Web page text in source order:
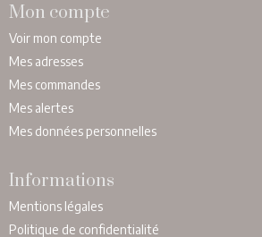
Mon compte
Voir mon compte
Mes adresses
Mes commandes
Mes alertes
Mes données personnelles
Informations
Mentions légales
Politique de confidentialité